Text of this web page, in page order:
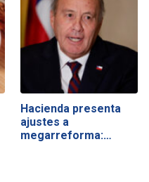
Hacienda presenta
ajustes a
megarreforma: